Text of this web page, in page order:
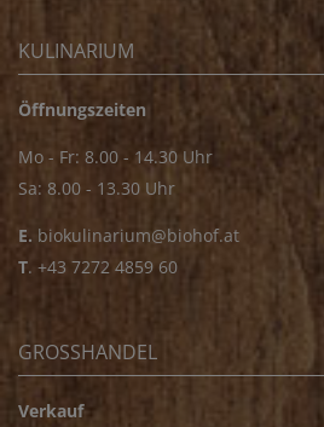
KULINARIUM
Öffnungszeiten
Mo - Fr: 8.00 - 14.30 Uhr
Sa: 8.00 - 13.30 Uhr
E. biokulinarium@biohof.at
T. +43 7272 4859 60
GROSSHANDEL
Verkauf